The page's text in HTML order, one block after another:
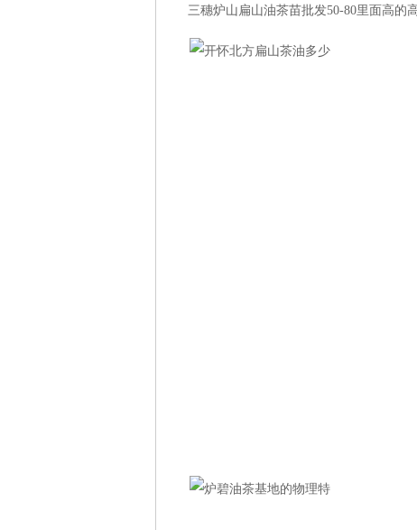
三穗炉山扁山油茶苗批发50-80里面高的